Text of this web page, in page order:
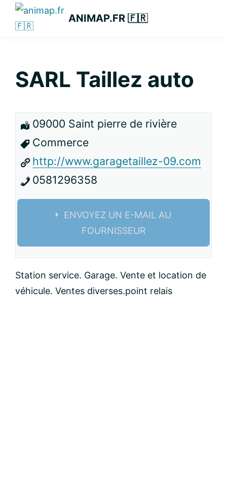
Passer
principale
Passer
Passer
latérale
principale
ANIMAP.FR 🇫🇷
SARL Taillez auto
09000 Saint pierre de rivière
Commerce
http://www.garagetaillez-09.com
0581296358
ENVOYEZ UN E-MAIL AU
FOURNISSEUR
Station service. Garage. Vente et location de
véhicule. Ventes diverses.point relais